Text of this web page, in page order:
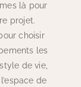
là pour
projet.
choisir
les
de vie,
de